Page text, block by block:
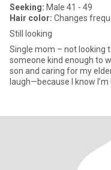
Seeking: Male 41 - 49
Hair color: Changes
Still looking
Single mom – not looking
someone kind enough to
son and caring for my
laugh—because I know